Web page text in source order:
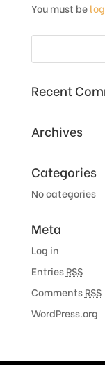
You must be
Recent
Archives
Categories
No categories
Meta
Log in
EntriesRSS
CommentsRSS
WordPress.org